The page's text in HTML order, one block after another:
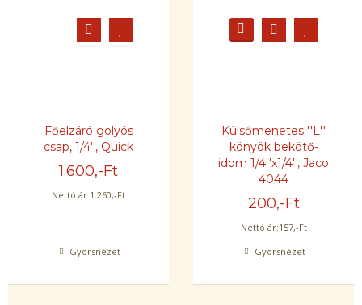
Főelzáró golyós
csap, 1/4'', Quick
1.600,-Ft
Nettó ár:1.260,-Ft
Gyorsnézet
Külsőmenetes ''L''
könyök bekötő-
idom 1/4''x1/4'', Jaco
4044
200,-Ft
Nettó ár:157,-Ft
Gyorsnézet